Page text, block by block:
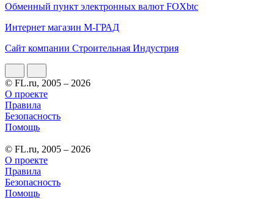
Обменный пункт электронных валют FOXbtc
Интернет магазин М-ГРАД
Сайт компании Строительная Индустрия
© FL.ru, 2005 – 2026
О проекте
Правила
Безопасность
Помощь
© FL.ru, 2005 – 2026
О проекте
Правила
Безопасность
Помощь